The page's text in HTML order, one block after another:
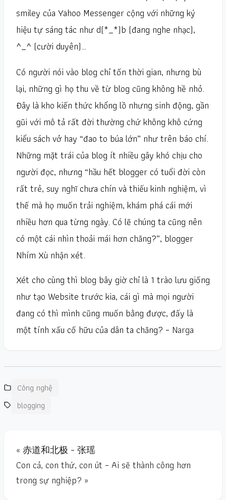
smiley của Yahoo Messenger cộng với những ký
hiệu tự sáng tác như d(*_*)b (đang nghe nhạc),
^_^ (cười duyên)…
Có người nói vào blog chỉ tốn thời gian, nhưng bù
lại, những gì họ thu về từ blog cũng không hề nhỏ.
Đây là kho kiến thức khổng lồ nhưng sinh động, gần
gũi với mô tả rất đời thường chứ không khô cứng
kiểu sách vở hay “đao to búa lớn” như trên báo chí.
Những mặt trái của blog ít nhiều gây khó chịu cho
người đọc, nhưng “hầu hết blogger có tuổi đời còn
rất trẻ, suy nghĩ chưa chín và thiếu kinh nghiệm, vì
thế mà họ muốn trải nghiệm, khám phá cái mới
nhiều hơn qua từng ngày. Có lẽ chúng ta cũng nên
có một cái nhìn thoải mái hơn chăng?”, blogger
Nhím Xù nhận xét.
Xét cho cùng thì blog bây giờ chỉ là 1 trào lưu giống
như tạo Website trước kia, cái gì mà mọi người
đang có thì mình cũng muốn bằng được, đấy là
một tính xấu cố hữu của dân ta chăng? – Narga
Công nghệ
blogging
« 赤道和北极 – 张瑶
Con cả, con thứ, con út – Ai sẽ thành công hơn
trong sự nghiệp? »